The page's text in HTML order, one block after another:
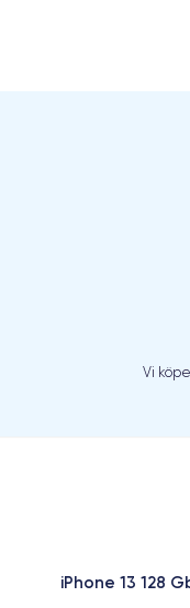
Vi
iPhone 13 128